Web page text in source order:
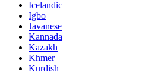
Icelandic
Igbo
Javanese
Kannada
Kazakh
Khmer
Kurdish